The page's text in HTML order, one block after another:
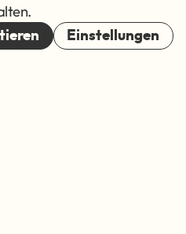
© 2026
Einstellungen